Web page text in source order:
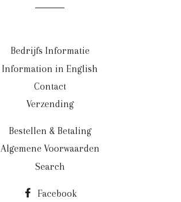
Bedrijfs Informatie
Information in English
Contact
Verzending
Bestellen & Betaling
Algemene Voorwaarden
Search
Facebook